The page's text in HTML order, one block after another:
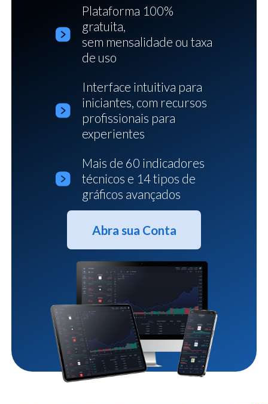
Plataforma 100%
gratuita,
sem mensalidade ou taxa
de uso
Interface intuitiva para
iniciantes, com recursos
profissionais para
experientes
Mais de 60 indicadores
técnicos e 14 tipos de
gráficos avançados
Abra sua Conta